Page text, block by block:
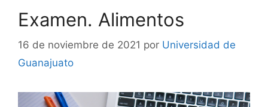
Examen. Alimentos
16 de noviembre de 2021 por Universidad de
Guanajuato